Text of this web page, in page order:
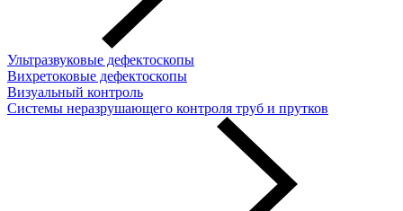
Ультразвуковые дефектоскопы
Вихретоковые дефектоскопы
Визуальный контроль
Системы неразрушающего контроля труб и прутков